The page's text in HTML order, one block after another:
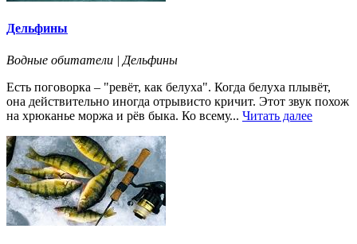
Дельфины
Водные обитатели | Дельфины
Есть поговорка – "ревёт, как белуха". Когда белуха плывёт,
она действительно иногда отрывисто кричит. Этот звук похож
на хрюканье моржа и рёв быка. Ко всему... Читать далее